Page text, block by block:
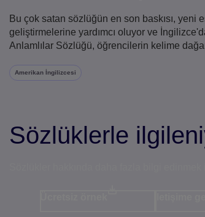
Bu çok satan sözlüğün en son baskısı, yeni
geliştirmelerine yardımcı oluyor ve
Anlamlılar Sözlüğü, öğrencilerin kelime
Amerikan İngilizcesi
Sözlüklerle